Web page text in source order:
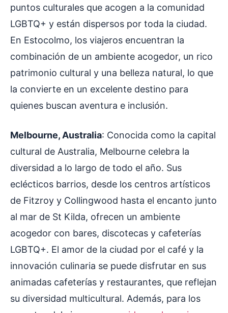
puntos culturales que acogen a la comunidad
LGBTQ+ y están dispersos por toda la ciudad.
En Estocolmo, los viajeros encuentran la
combinación de un ambiente acogedor, un rico
patrimonio cultural y una belleza natural, lo que
la convierte en un excelente destino para
quienes buscan aventura e inclusión.
Melbourne, Australia: Conocida como la capital
cultural de Australia, Melbourne celebra la
diversidad a lo largo de todo el año. Sus
eclécticos barrios, desde los centros artísticos
de Fitzroy y Collingwood hasta el encanto junto
al mar de St Kilda, ofrecen un ambiente
acogedor con bares, discotecas y cafeterías
LGBTQ+. El amor de la ciudad por el café y la
innovación culinaria se puede disfrutar en sus
animadas cafeterías y restaurantes, que reflejan
su diversidad multicultural. Además, para los